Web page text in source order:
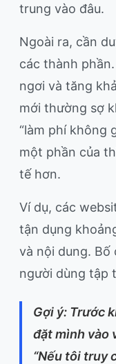
trung vào đâu.
Ngoài ra, cần
các thành
ngơi và tăng
mới thường sợ
“làm phí không
một phần của
tế hơn.
Ví dụ, các
tận dụng
và nội dung. Bố
người dùng tập
Gợi ý: Trước
đặt mình vào
“Nếu tôi truy